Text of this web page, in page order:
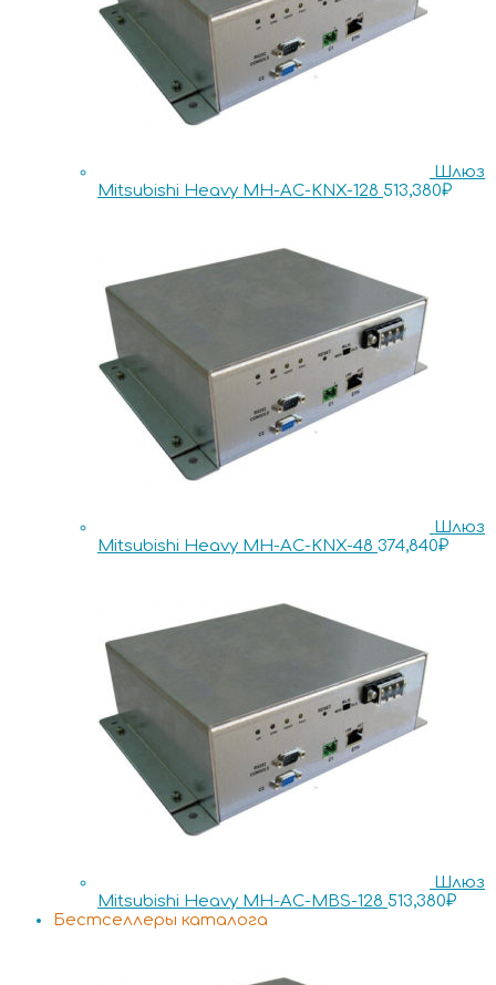
Шлюз
Mitsubishi Heavy MH-AC-KNX-128 513,380₽
Шлюз
Mitsubishi Heavy MH-AC-KNX-48 374,840₽
Шлюз
Mitsubishi Heavy MH-AC-MBS-128 513,380₽
Бестселлеры каталога